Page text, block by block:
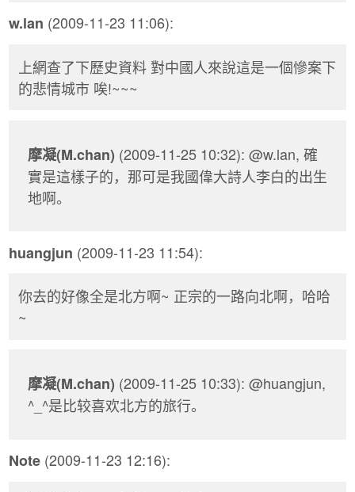
w.lan (2009-11-23 11:06):
上網查了下歷史資料 對中國人來說這是一個慘案下
的悲情城市 唉!~~~
摩凝(M.chan) (2009-11-25 10:32): @w.lan, 確
實是這樣子的，那可是我國偉大詩人李白的出生
地啊。
huangjun (2009-11-23 11:54):
你去的好像全是北方啊~ 正宗的一路向北啊，哈哈
~
摩凝(M.chan) (2009-11-25 10:33): @huangjun,
^_^是比较喜欢北方的旅行。
Note (2009-11-23 12:16):